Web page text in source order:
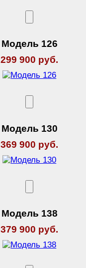
Модель 126
299 900 руб.
Модель 130
369 900 руб.
Модель 138
379 900 руб.